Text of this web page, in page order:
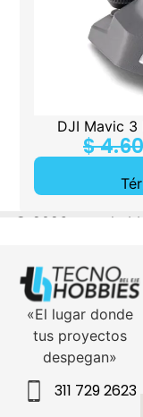
DJI Mavic 3
$
«El lugar donde
tus proyectos
despegan»
311 729 2623